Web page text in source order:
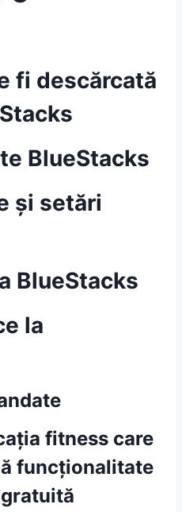
fi descărcată
BlueStacks
și setări
BlueStacks
la
fitness care
funcționalitate